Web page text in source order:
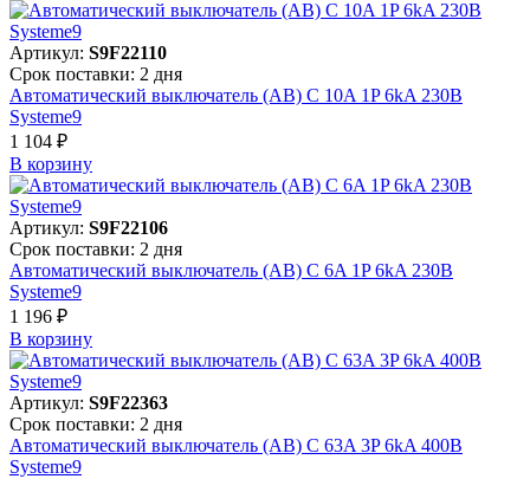
Артикул: S9F22110
Срок поставки: 2 дня
Автоматический выключатель (АВ) C 10A 1P 6kA 230В
Systeme9
1 104 ₽
В корзинy
Артикул: S9F22106
Срок поставки: 2 дня
Автоматический выключатель (АВ) C 6A 1P 6kA 230В
Systeme9
1 196 ₽
В корзинy
Артикул: S9F22363
Срок поставки: 2 дня
Автоматический выключатель (АВ) C 63A 3P 6kA 400В
Systeme9